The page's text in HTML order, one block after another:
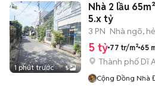
1 phút trước 5
Nhà 2 lầu
5.x tỷ
3 PN Nhà ngõ,
5 tỷ 77 tr/m² 65
Thành phố Dĩ
Cộng Đồng Nhà